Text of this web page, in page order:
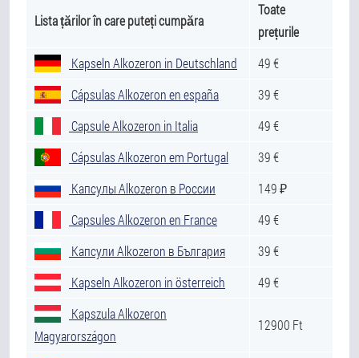
Lista țărilor în care puteți cumpăra
Toate
prețurile
Kapseln Alkozeron in Deutschland
49 €
Cápsulas Alkozeron en españa
39 €
Capsule Alkozeron in Italia
49 €
Cápsulas Alkozeron em Portugal
39 €
Капсулы Alkozeron в России
149 ₽
Capsules Alkozeron en France
49 €
Капсули Alkozeron в България
39 €
Kapseln Alkozeron in österreich
49 €
Kapszula Alkozeron
Magyarországon
12900 Ft